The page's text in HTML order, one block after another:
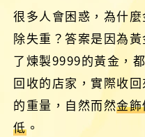
很多人會困惑，為什麼
除失重？答案是因為
了煉製9999的黃金，
回收的店家，實際收
的重量，自然而然金
低。